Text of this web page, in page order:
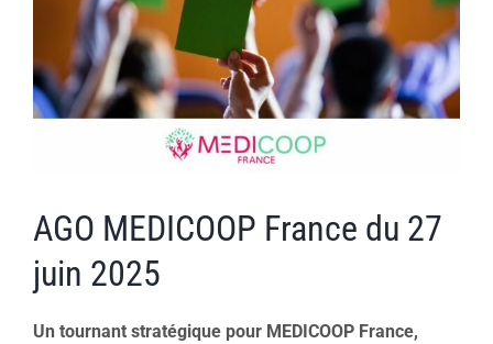
AGO MEDICOOP France du 27
juin 2025
Un tournant stratégique pour MEDICOOP France,